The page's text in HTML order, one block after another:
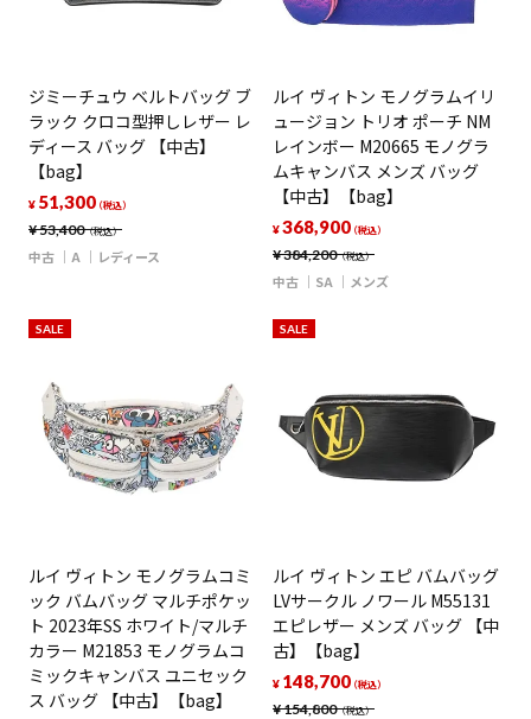
ジミーチュウ ベルトバッグ ブ
ラック クロコ型押しレザー レ
ディース バッグ 【中古】
【bag】
¥53,400（税込）
¥ 51,300（税込）
中古 A レディース
ルイ ヴィトン モノグラムイリ
ュージョン トリオ ポーチ NM
レインボー M20665 モノグラ
ムキャンバス メンズ バッグ
【中古】【bag】
¥384,200（税込）
¥368,900（税込）
中古 SA メンズ
SALE
ルイ ヴィトン モノグラムコミ
ック バムバッグ マルチポケッ
ト 2023年SS ホワイト/マルチ
カラー M21853 モノグラムコ
ミックキャンバス ユニセック
ス バッグ 【中古】【bag】
SALE
ルイ ヴィトン エピ バムバッグ
LVサークル ノワール M55131
エピレザー メンズ バッグ 【中
古】【bag】
¥154,800（税込）
¥ 148,700（税込）